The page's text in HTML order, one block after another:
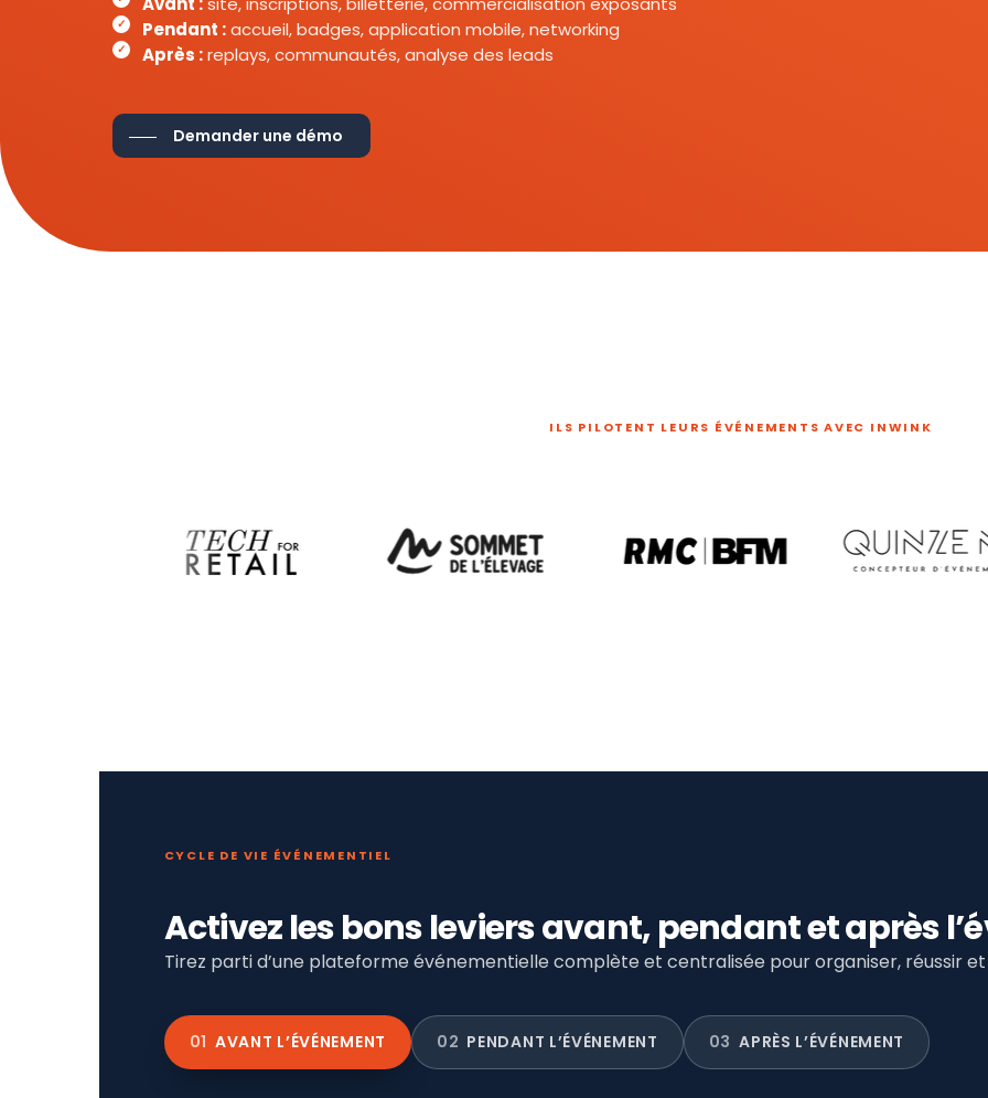
Pendant :accueil, badges, application mobile, networking
Après :replays, communautés, analyse des leads
Demander une démo
ILS PILOTENT LEURS ÉVÉNEMENTS AVEC INWINK
CYCLE DE VIE ÉVÉNEMENTIEL
Activez les bons leviers avant, pendant et après
Tirez parti d’une plateforme événementielle complète et centralisée pour organiser, réussir
01 AVANT L’ÉVÉNEMENT 02 PENDANT L’ÉVÉNEMENT 03 APRÈS L’ÉVÉNEMENT